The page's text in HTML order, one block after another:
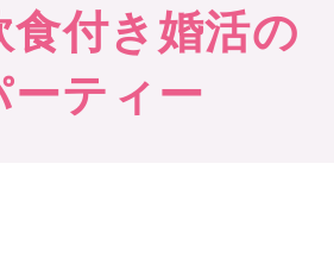
付き婚活の
ーティー